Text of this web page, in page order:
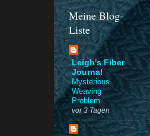
Meine Blog-
Liste
Leigh's Fiber
Journal
Mysterious
Weaving
Problem
vor 3 Tagen